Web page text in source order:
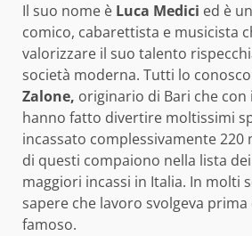
Il suo nome è Luca Medici ed è
comico, cabarettista e musicista
valorizzare il suo talento
società moderna. Tutti lo
Zalone, originario di Bari che con
hanno fatto divertire moltissimi
incassato complessivamente 220
di questi compaiono nella lista
maggiori incassi in Italia. In molti
sapere che lavoro svolgeva
famoso.